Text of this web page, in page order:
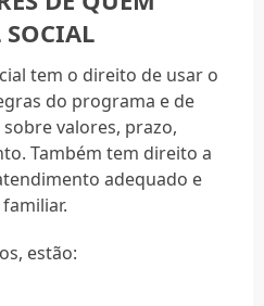
SOCIAL
tem o direito de usar o
do programa e de
valores, prazo,
Também tem direito a
adequado e
estão: